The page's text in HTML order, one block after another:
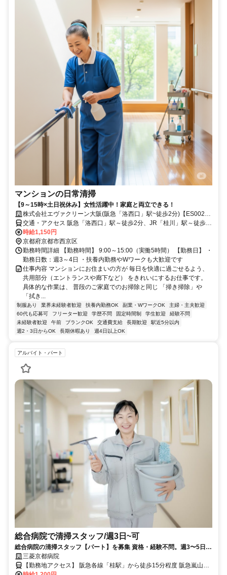
マンションの日常清掃
【9～15時×土日祝休み】女性活躍中！家庭と両立できる！
株式会社エヴァクリーン大阪(阪急「洛西口」駅~徒歩2分)【ES0023-
2】
交通・アクセス 阪急「洛西口」駅～徒歩2分、JR「桂川」駅～徒歩
10分
時給1,150円
京都府京都市西京区
勤務時間詳細 【勤務時間】 9:00～15:00（実働5時間） 【勤務日】 ・
勤務日数：週3～4日 ・扶養内勤務やWワークも大歓迎です
仕事内容 マンションにお住まいの方が 毎日を快適に過ごせるよう、
共用部分（エントランスや廊下など） をきれいにするお仕事です。
具体的な作業は、 普段のご家庭でのお掃除と同じ 「掃き掃除」や
「拭き...
制服あり 業界未経験者歓迎 扶養内勤務OK 副業・WワークOK
主婦・主夫歓迎
60代も応募可
フリーター歓迎 学歴不問 固定時間制 学生歓迎
経験不問
未経験者歓迎
午前 ブランクOK 交通費支給 長期歓迎
駅近5分以内
週2・3日からOK
長期休暇あり 週4日以上OK
アルバイト・パート
総合病院で清掃スタッフ/週3日~可
総合病院の清掃スタッフ【パート】を募集 資格・経験不問。週3〜5日
可。日勤のみ。制服貸与。バイク・自転車通勤可。
三菱京都病院
【勤務地アクセス】 阪急各線「桂駅」から徒歩15分程度 阪急嵐山線